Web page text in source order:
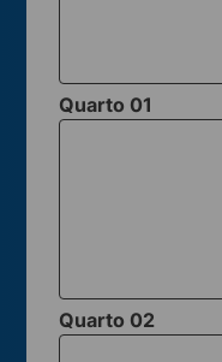
Quarto 01
Quarto 02